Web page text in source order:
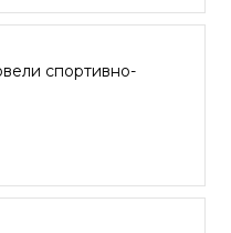
спортивно-